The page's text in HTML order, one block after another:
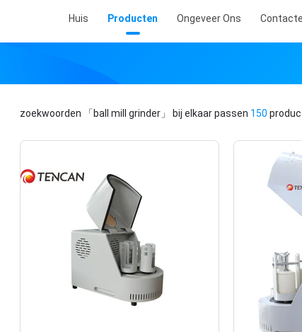
Huis Producten Ongeveer Ons
zoekwoorden 「ball mill grinder」 bij elkaar passen 150